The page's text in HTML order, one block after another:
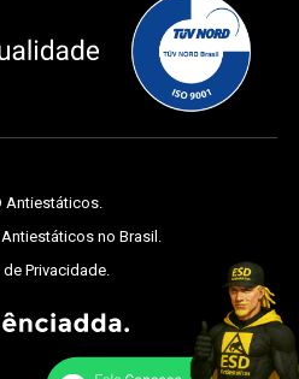
Antiestáticos.
no Brasil.
Privacidade.